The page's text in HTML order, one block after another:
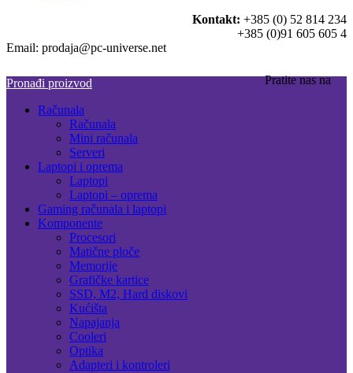
Kontakt: +385 (0) 52 814 234
+385 (0)91 605 605 4
Email: prodaja@pc-universe.net
Pratite nas na
Pronađi proizvod
Računala
Računala
Mini računala
Serveri
Laptopi i oprema
Laptopi
Laptopi – oprema
Gaming računala i laptopi
Komponente
Procesori
Matične ploče
Memorije
Grafičke kartice
SSD, M2, Hard diskovi
Kućišta
Napajanja
Cooleri
Optika
Adapteri i kontroleri